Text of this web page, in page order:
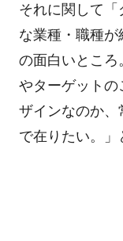
それに関して「
な業種・職種
の面白いところ
やターゲット
ザインなのか、
で在りたい。」